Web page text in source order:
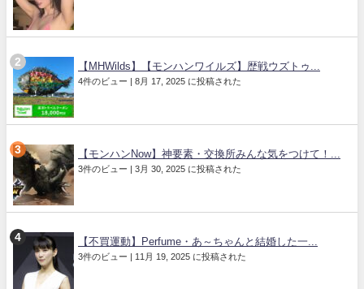
【MHWilds】【モンハンワイルズ】歴戦ウズトゥ...
4件のビュー 8月 17, 2025 に投稿された
【モンハンNow】神要素・交換所みんな気をつけて！...
3件のビュー 3月 30, 2025 に投稿された
【不買運動】Perfume・あ～ちゃんと結婚した一...
3件のビュー 11月 19, 2025 に投稿された